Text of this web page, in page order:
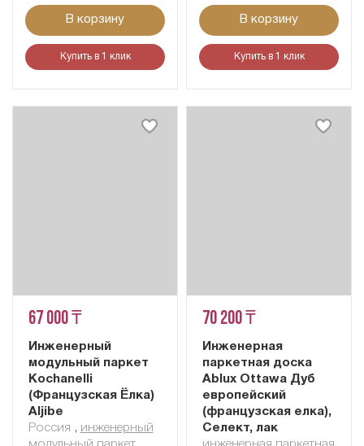
В корзину
Купить в 1 клик
В корзину
Купить в 1 клик
67 000 ₸
Инженерный
модульный паркет
Kochanelli
(Французская Ёлка)
Aljibe
Россия , инженерный
70 200 ₸
Инженерная
паркетная доска
Ablux Ottawa Дуб
европейский
(французская елка),
Селект, лак